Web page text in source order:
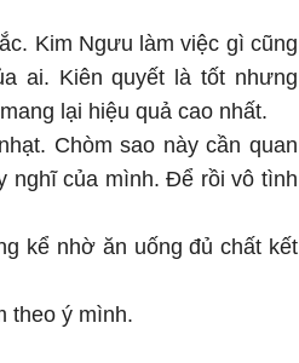
Kim Ngưu làm việc gì cũng
ai. Kiên quyết là tốt nhưng
lại hiệu quả cao nhất.
Chòm sao này cần quan
nghĩ của mình. Để rồi vô tình
kể nhờ ăn uống đủ chất kết
theo ý mình.